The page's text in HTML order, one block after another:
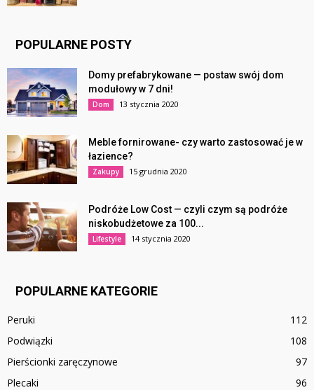
POPULARNE POSTY
Domy prefabrykowane — postaw swój dom
modułowy w 7 dni!
Dom 13 stycznia 2020
Meble fornirowane- czy warto zastosować je w
łazience?
Zakupy 15 grudnia 2020
Podróże Low Cost — czyli czym są podróże
niskobudżetowe za 100...
Lifestyle 14 stycznia 2020
POPULARNE KATEGORIE
Peruki
112
Podwiązki
108
Pierścionki zaręczynowe
97
Plecaki
96